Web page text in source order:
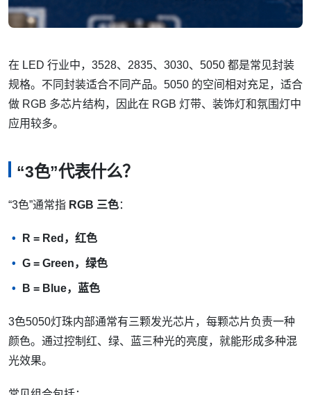
在 LED 行业中，3528、2835、3030、5050 都是常见封装
规格。不同封装适合不同产品。5050 的空间相对充足，适合
做 RGB 多芯片结构，因此在 RGB 灯带、装饰灯和氛围灯中
应用较多。
“3色”代表什么？
“3色”通常指 RGB 三色：
R = Red，红色
G = Green，绿色
B = Blue，蓝色
3色5050灯珠内部通常有三颗发光芯片，每颗芯片负责一种
颜色。通过控制红、绿、蓝三种光的亮度，就能形成多种混
光效果。